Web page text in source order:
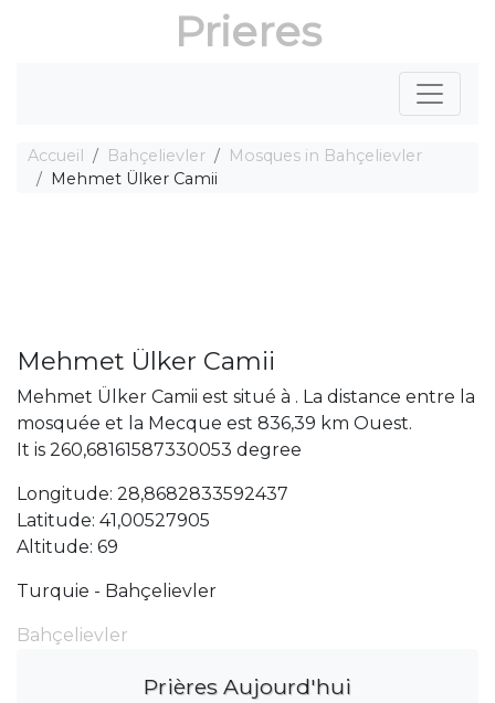
Prieres
Accueil Bahçelievler
Mosques in Bahçelievler
Mehmet Ülker Camii
Mehmet Ülker Camii
Mehmet Ülker Camii est situé à . La distance entre la
mosquée et la Mecque est 836,39 km Ouest.
It is 260,68161587330053 degree
Longitude: 28,8682833592437
Latitude: 41,00527905
Altitude: 69
Turquie - Bahçelievler
Bahçelievler
Prières Aujourd'hui